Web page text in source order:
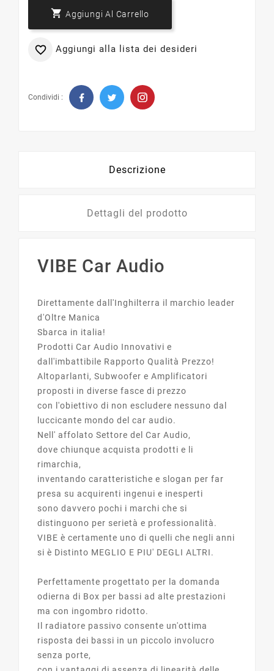
 Aggiungi Al Carrello
 Aggiungi alla lista dei desideri
Condividi :
Descrizione
Dettagli del prodotto
VIBE Car Audio
Direttamente dall'Inghilterra il marchio leader
d'Oltre Manica
Sbarca in italia!
Prodotti Car Audio Innovativi e
dall'imbattibile Rapporto Qualità Prezzo!
Altoparlanti, Subwoofer e Amplificatori
proposti in diverse fasce di prezzo
con l'obiettivo di non escludere nessuno dal
luccicante mondo del car audio.
Nell' affolato Settore del Car Audio,
dove chiunque acquista prodotti e li
rimarchia,
inventando caratteristiche e slogan per far
presa su acquirenti ingenui e inesperti
sono davvero pochi i marchi che si
distinguono per serietà e professionalità.
VIBE è certamente uno di quelli che negli anni
si è Distinto MEGLIO E PIU' DEGLI ALTRI.
Perfettamente progettato per la domanda
odierna di Box per bassi ad alte prestazioni
ma con ingombro ridotto.
Il radiatore passivo consente un'ottima
risposta dei bassi in un piccolo involucro
senza porte,